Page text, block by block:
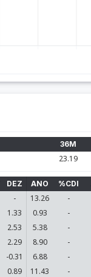
36M
23.19
DEZ ANO %CDI
- 13.26 -
1.33 0.93 -
2.53 5.38 -
2.29 8.90 -
-0.31 6.88 -
0.89 11.43 -